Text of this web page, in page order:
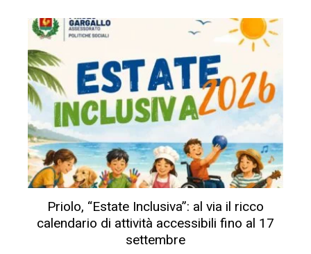
Priolo, “Estate Inclusiva”: al via il ricco
calendario di attività accessibili fino al 17
settembre